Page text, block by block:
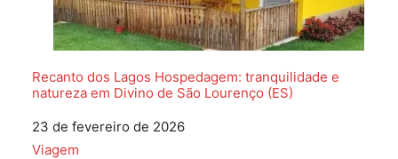
Recanto dos Lagos Hospedagem: tranquilidade e
natureza em Divino de São Lourenço (ES)
Data
23 de fevereiro de 2026
Em relação a
Viagem